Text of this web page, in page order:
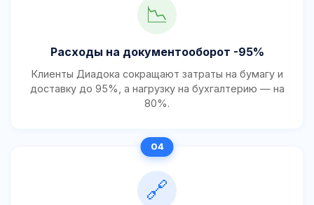
📉
Расходы на документооборот -95%
Клиенты Диадока сокращают затраты на бумагу и
доставку до 95%, а нагрузку на бухгалтерию — на
80%.
🔗